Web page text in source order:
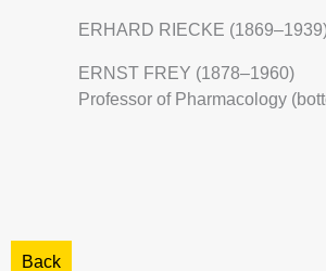
ERHARD RIECKE
ERNST FREY (1878–1960)
Professor of Pharmacology